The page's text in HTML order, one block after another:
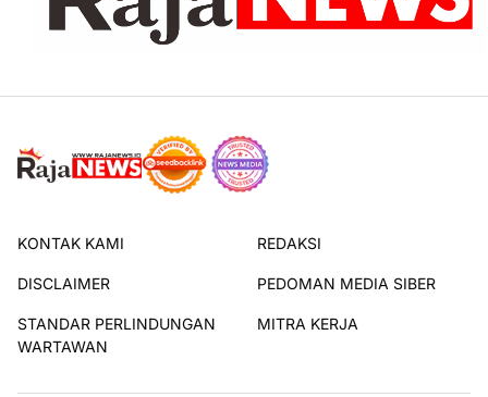
KONTAK KAMI REDAKSI
DISCLAIMER PEDOMAN MEDIA SIBER
STANDAR PERLINDUNGAN
WARTAWAN
MITRA KERJA